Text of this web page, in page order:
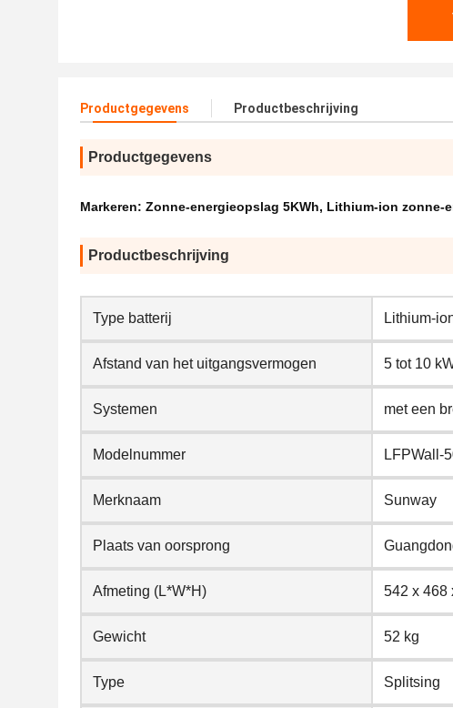
Productgegevens Productbeschrijving
Productgegevens
Markeren: Zonne-energieopslag 5KWh, Lithium-ion zonne-
Productbeschrijving
Type batterij Lithium-
Afstand van het uitgangsvermogen 5 tot 10
Systemen met een
Modelnummer LFPWall-
Merknaam Sunway
Plaats van oorsprong
Afmeting (L*W*H) 542 x 468
Gewicht 52 kg
Type Splitsing